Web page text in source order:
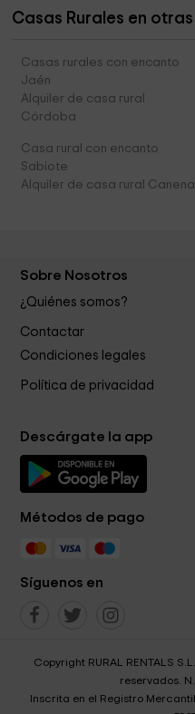
Casas Rurales en
Casas rurales con encanto
Jaén
Alquiler de casa rural
Córdoba
Casa rural con encanto
Sabiote
Alquiler de casa rural Canena
Sobre Nosotros
¿Quiénes somos?
Contactar
Condiciones legales
Política de privacidad
Descárgate la app
Métodos de pago
Síguenos en
Copyright RURAL RENTALS
reservados.
Inscrita en el Registro Mercantil